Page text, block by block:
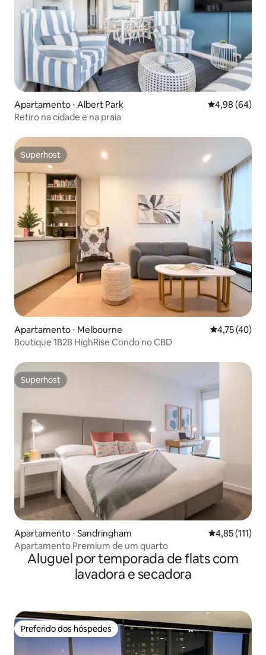
Apartamento ⋅ Albert Park 4,98 de uma
4,98 (64)
Retiro na cidade e na praia
Superhost
Superhost
Apartamento ⋅ Melbourne 4,75 de uma
4,75 (40)
Boutique 1B2B HighRise Condo no CBD
Superhost
Superhost
Apartamento ⋅ Sandringham 4,85 de uma
4,85 (111)
Apartamento Premium de um quarto
Aluguel por temporada de flats com
lavadora e secadora
Preferido dos hóspedes
Preferido dos hóspedes